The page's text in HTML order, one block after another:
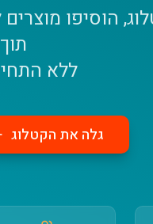
הוסיפו
ללא
גלה את הקטלוג